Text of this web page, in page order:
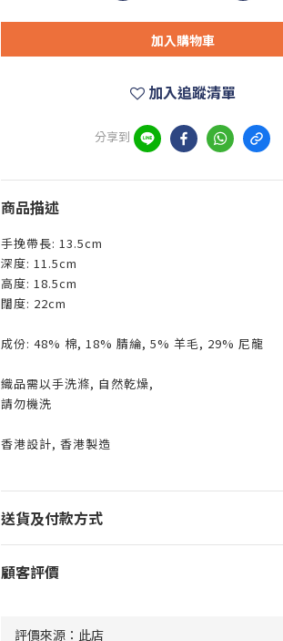
加入購物車
加入追蹤清單
分享到
商品描述
手挽帶長: 13.5cm
深度: 11.5cm
高度: 18.5cm
闊度: 22cm
成份: 48% 棉, 18% 腈綸, 5% 羊毛, 29% 尼龍
織品需以手洗滌, 自然乾燥,
請勿機洗
香港設計, 香港製造
送貨及付款方式
顧客評價